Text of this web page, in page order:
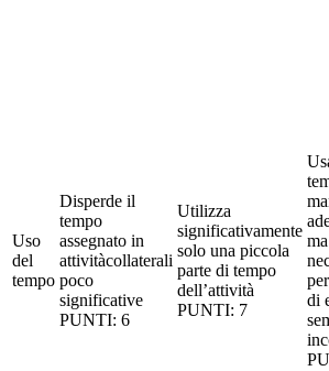
Uso
del
tempo
Disperde il
tempo
assegnato in
attivitàcollaterali
poco
significative
PUNTI: 6
Utilizza
significativamente
solo una piccola
parte di tempo
dell’attività
PUNTI: 7
ma
di